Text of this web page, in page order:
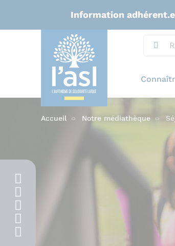
Information
Accueil Notre médiathèque